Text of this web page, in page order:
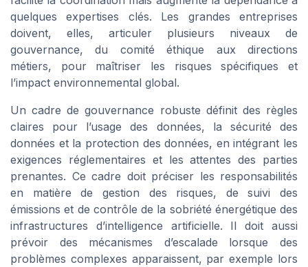
quelques expertises clés. Les grandes entreprises
doivent, elles, articuler plusieurs niveaux de
gouvernance, du comité éthique aux directions
métiers, pour maîtriser les risques spécifiques et
l’impact environnemental global.
Un cadre de gouvernance robuste définit des règles
claires pour l’usage des données, la sécurité des
données et la protection des données, en intégrant les
exigences réglementaires et les attentes des parties
prenantes. Ce cadre doit préciser les responsabilités
en matière de gestion des risques, de suivi des
émissions et de contrôle de la sobriété énergétique des
infrastructures d’intelligence artificielle. Il doit aussi
prévoir des mécanismes d’escalade lorsque des
problèmes complexes apparaissent, par exemple lors